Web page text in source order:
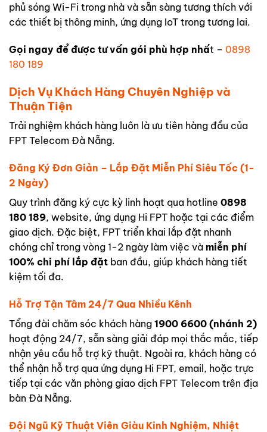
phủ sóng Wi-Fi trong nhà và sẵn sàng tương thích với
các thiết bị thông minh, ứng dụng IoT trong tương lai.
Gọi ngay để được tư vấn gói phù hợp nhất – 0898
180 189
Dịch Vụ Khách Hàng Chuyên Nghiệp và
Thuận Tiện
Trải nghiệm khách hàng luôn là ưu tiên hàng đầu của
FPT Telecom Đà Nẵng.
Đăng Ký Đơn Giản – Lắp Đặt Miễn Phí Siêu Tốc (1-
2 Ngày)
Quy trình đăng ký cực kỳ linh hoạt qua hotline 0898
180 189, website, ứng dụng Hi FPT hoặc tại các điểm
giao dịch. Đặc biệt, FPT triển khai lắp đặt nhanh
chóng chỉ trong vòng 1-2 ngày làm việc và miễn phí
100% chi phí lắp đặt ban đầu, giúp khách hàng tiết
kiệm tối đa.
Hỗ Trợ Tận Tâm 24/7 Qua Nhiều Kênh
Tổng đài chăm sóc khách hàng 1900 6600 (nhánh 2)
hoạt động 24/7, sẵn sàng giải đáp mọi thắc mắc, tiếp
nhận yêu cầu hỗ trợ kỹ thuật. Ngoài ra, khách hàng có
thể nhận hỗ trợ qua ứng dụng Hi FPT, email, hoặc trực
tiếp tại các văn phòng giao dịch FPT Telecom trên địa
bàn Đà Nẵng.
Đội Ngũ Kỹ Thuật Viên Giàu Kinh Nghiệm, Nhiệt